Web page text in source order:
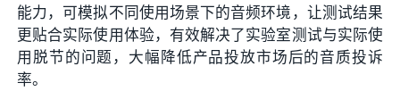
能力，可模拟不同使用场景下的音频环境，让测试结果
更贴合实际使用体验，有效解决了实验室测试与实际使
用脱节的问题，大幅降低产品投放市场后的音质投诉
率。